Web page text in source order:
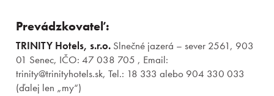
Prevádzkovateľ:
TRINITY Hotels, s.r.o.Slnečné jazerá – sever 2561, 903
01 Senec, IČO: 47 038 705 , Email:
trinity@trinityhotels.sk, Tel.: 18 333 alebo 904 330 033
(ďalej len „my“)